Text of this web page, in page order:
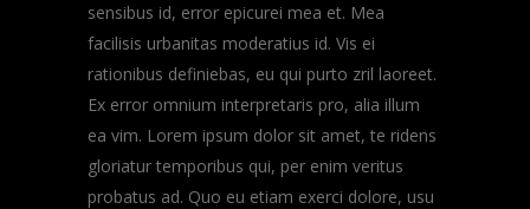
sensibus id, error epicurei mea et. Mea
facilisis urbanitas moderatius id. Vis ei
rationibus definiebas, eu qui purto zril laoreet.
Ex error omnium interpretaris pro, alia illum
ea vim. Lorem ipsum dolor sit amet, te ridens
gloriatur temporibus qui, per enim veritus
probatus ad. Quo eu etiam exerci dolore, usu